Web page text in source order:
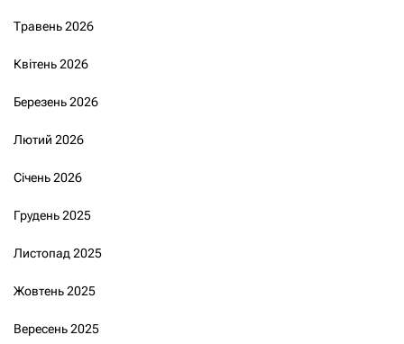
Травень 2026
Квітень 2026
Березень 2026
Лютий 2026
Січень 2026
Грудень 2025
Листопад 2025
Жовтень 2025
Вересень 2025